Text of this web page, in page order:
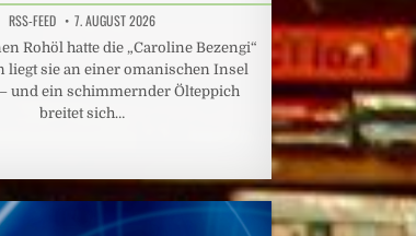
RSS-FEED 7. AUGUST 2026
Rohöl hatte die „Caroline Bezengi“
liegt sie an einer omanischen Insel
und ein schimmernder Ölteppich
breitet sich…